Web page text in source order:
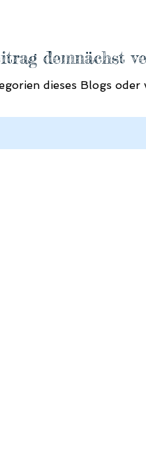
demnächst
dieses Blogs oder